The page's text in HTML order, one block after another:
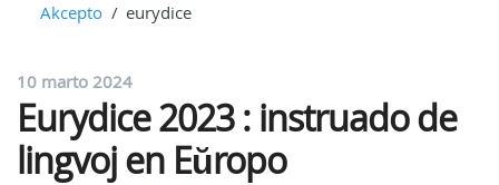
Akcepto eurydice
10 marto 2024
Eurydice 2023 : instruado de
lingvoj en Eŭropo